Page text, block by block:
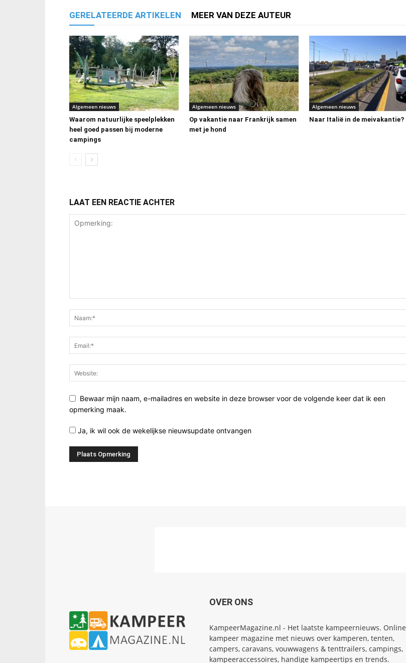
GERELATEERDE ARTIKELEN MEER VAN DEZE AUTEUR
Algemeen nieuws
Waarom natuurlijke speelplekken
heel goed passen bij moderne
campings
Algemeen nieuws
Op vakantie naar Frankrijk samen
met je hond
Algemeen nieuws
Naar Italië in de meivakantie?
LAAT EEN REACTIE ACHTER
Bewaar mijn naam, e-mailadres en website in deze browser voor de volgende keer dat ik een
opmerking maak.
Ja, ik wil ook de wekelijkse nieuwsupdate ontvangen
OVER ONS
KampeerMagazine.nl - Het laatste kampeernieuws. Online
kampeer magazine met nieuws over kamperen, tenten,
campers, caravans, vouwwagens & tenttrailers, campings,
kampeeraccessoires, handige kampeertips en trends.